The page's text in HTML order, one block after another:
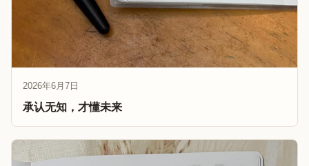
2026年6月7日
承认无知，才懂未来